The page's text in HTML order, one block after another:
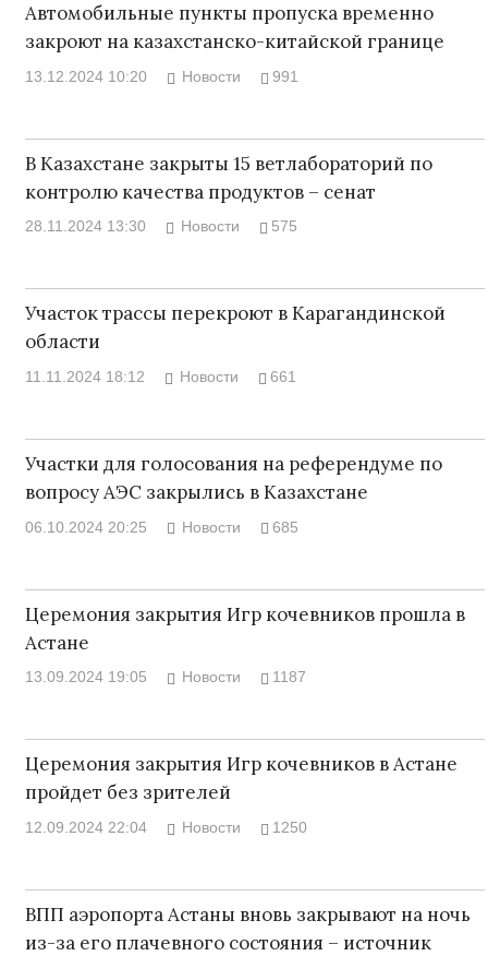
Автомобильные пункты пропуска временно
закроют на казахстанско-китайской границе
13.12.2024 10:20 Новости 991
В Казахстане закрыты 15 ветлабораторий по
контролю качества продуктов – сенат
28.11.2024 13:30 Новости 575
Участок трассы перекроют в Карагандинской
области
11.11.2024 18:12 Новости 661
Участки для голосования на референдуме по
вопросу АЭС закрылись в Казахстане
06.10.2024 20:25 Новости 685
Церемония закрытия Игр кочевников прошла в
Астане
13.09.2024 19:05 Новости 1187
Церемония закрытия Игр кочевников в Астане
пройдет без зрителей
12.09.2024 22:04 Новости 1250
ВПП аэропорта Астаны вновь закрывают на ночь
из-за его плачевного состояния – источник